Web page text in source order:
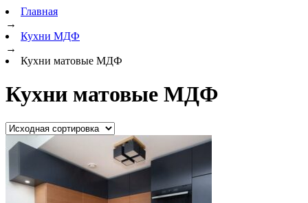
Главная
→
Кухни МДФ
→
Кухни матовые МДФ
Кухни матовые МДФ